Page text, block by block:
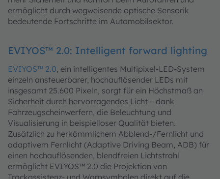
ermöglicht durch wegweisende optische Sensorik
bedeutende Fortschritte im Automobilsektor.
EVIYOS™ 2.0: Intelligent forward lighting
EVIYOS™ 2.0, ein intelligentes Multipixel-LED-System
einzeln ansteuerbarer, hochauflösender LEDs mit
insgesamt 25.600 Pixeln, sorgt für ein Höchstmaß an
Sicherheit durch hervorragendes Licht – dank
Fahrzeugscheinwerfern, die Beleuchtung und
Visualisierung in beispielloser Qualität bieten.
Zusätzlich zu herkömmlichem Abblend-/Fernlicht und
adaptivem Fernlicht (Adaptive Driving Beam, ADB) für
einen hochauflösenden, blendfreien Lichtstrahl
ermöglicht EVIYOS™ 2.0 die Projektion von